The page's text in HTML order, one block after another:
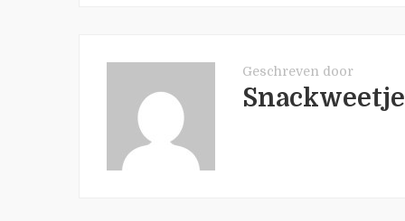
Geschreven door